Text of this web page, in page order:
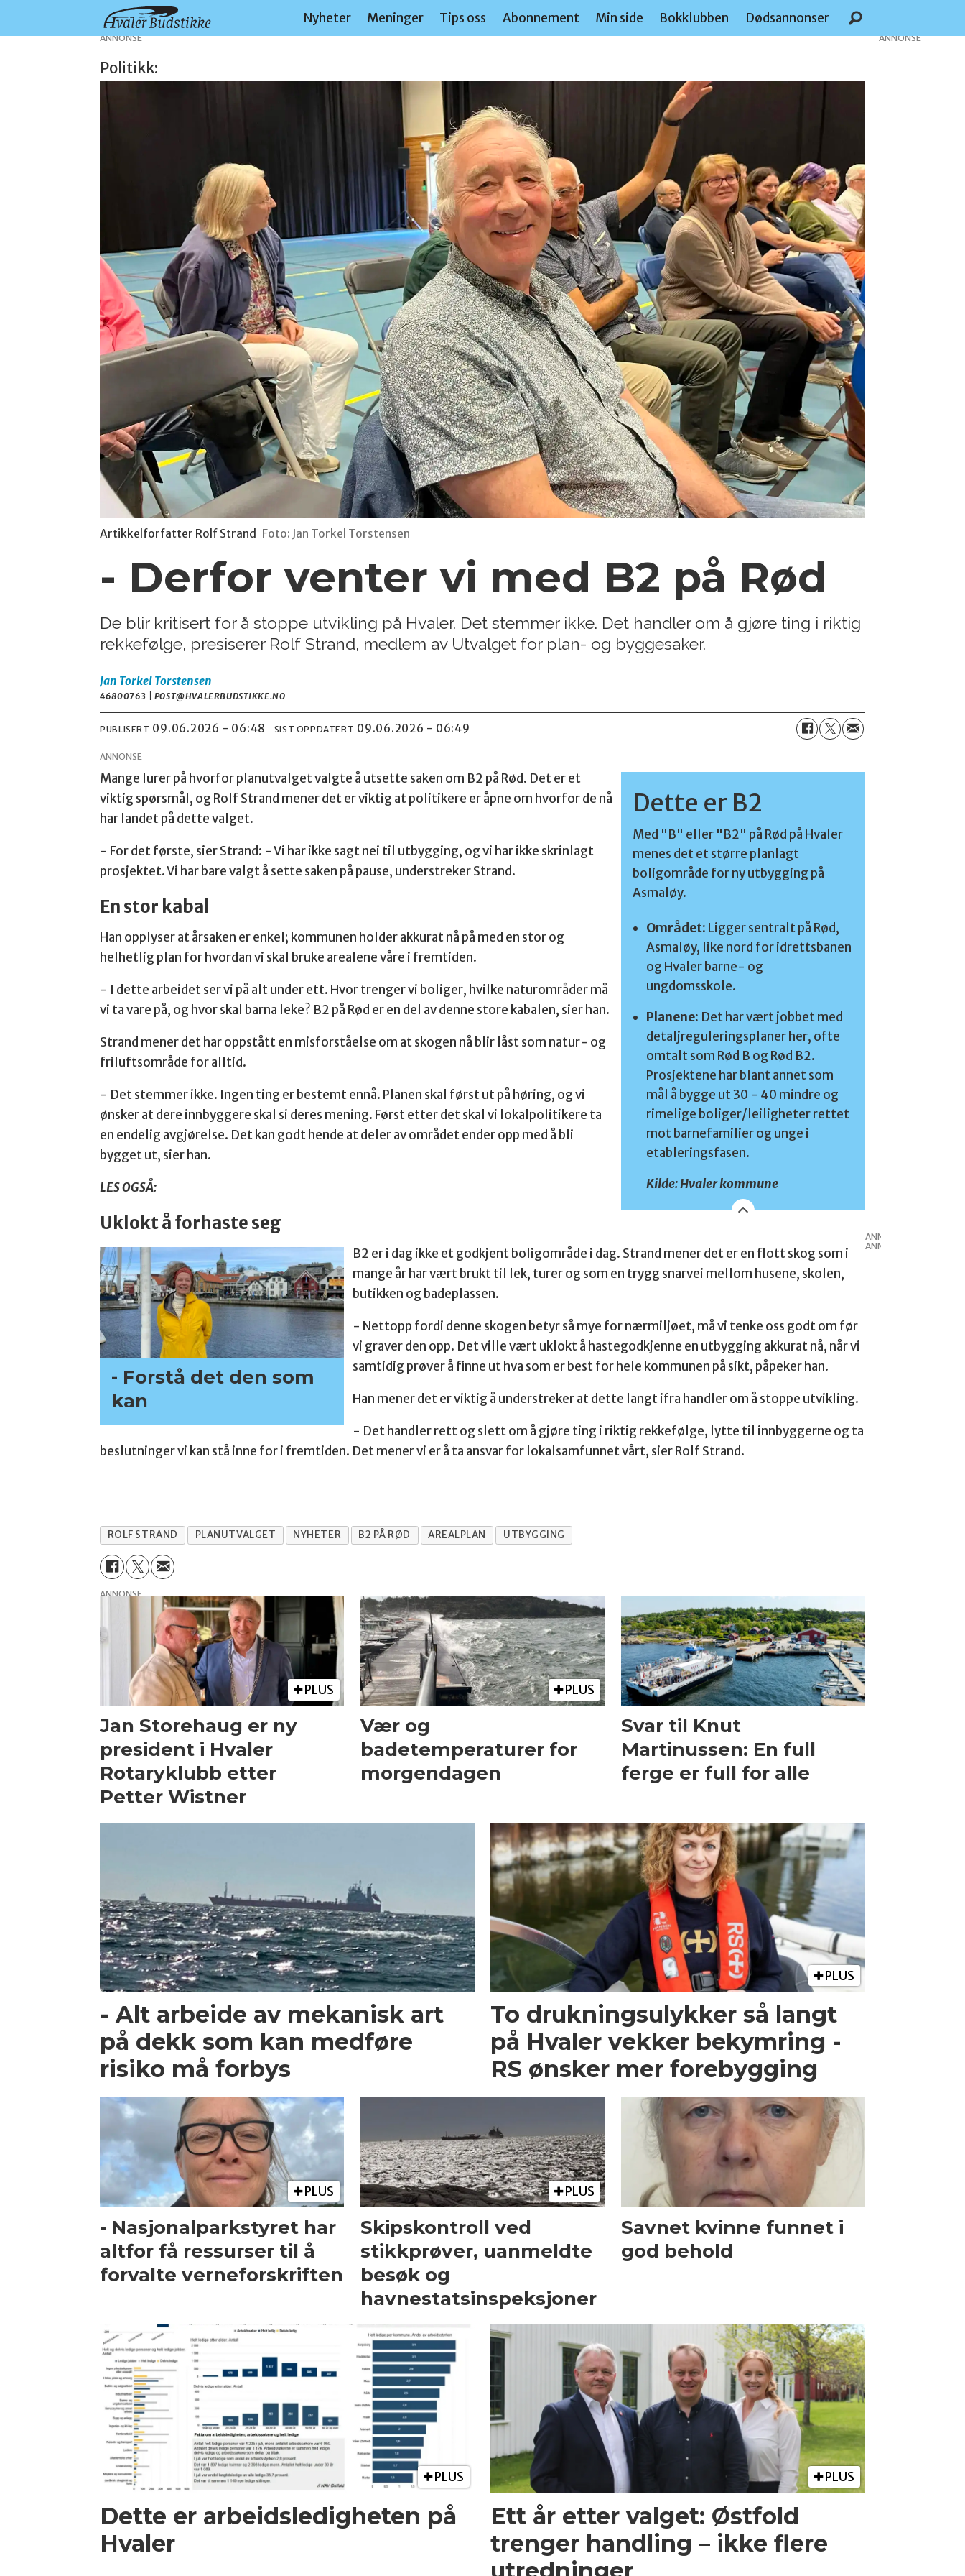
Nyheter Meninger Tips oss Abonnement Min side Bokklubben Dødsannonser
ANNONSE
Politikk:
Artikkelforfatter Rolf Strand Foto: Jan Torkel Torstensen
- Derfor venter vi med B2 på Rød
De blir kritisert for å stoppe utvikling på Hvaler. Det stemmer ikke. Det handler om å gjøre ting i riktig
rekkefølge, presiserer Rolf Strand, medlem av Utvalget for plan- og byggesaker.
Jan Torkel Torstensen
46800763 | POST@HVALERBUDSTIKKE.NO
PUBLISERT 09.06.2026 - 06:48 SIST OPPDATERT 09.06.2026 - 06:49
ANNONSE
Dette er B2
Med "B" eller "B2" på Rød på Hvaler
menes det et større planlagt
boligområde for ny utbygging på
Asmaløy.
Området: Ligger sentralt på Rød,
Asmaløy, like nord for idrettsbanen
og Hvaler barne- og
ungdomsskole.
Planene: Det har vært jobbet med
detaljreguleringsplaner her, ofte
omtalt som Rød B og Rød B2.
Prosjektene har blant annet som
mål å bygge ut 30 - 40 mindre og
rimelige boliger/leiligheter rettet
mot barnefamilier og unge i
etableringsfasen.
Kilde: Hvaler kommune
Mange lurer på hvorfor planutvalget valgte å utsette saken om B2 på Rød. Det er et
viktig spørsmål, og Rolf Strand mener det er viktig at politikere er åpne om hvorfor de nå
har landet på dette valget.
ANNONSE
- For det første, sier Strand: - Vi har ikke sagt nei til utbygging, og vi har ikke skrinlagt
prosjektet. Vi har bare valgt å sette saken på pause, understreker Strand.
En stor kabal
Han opplyser at årsaken er enkel; kommunen holder akkurat nå på med en stor og
helhetlig plan for hvordan vi skal bruke arealene våre i fremtiden.
ANNONSE
- I dette arbeidet ser vi på alt under ett. Hvor trenger vi boliger, hvilke naturområder må
vi ta vare på, og hvor skal barna leke? B2 på Rød er en del av denne store kabalen, sier han.
Strand mener det har oppstått en misforståelse om at skogen nå blir låst som natur- og
friluftsområde for alltid.
- Det stemmer ikke. Ingen ting er bestemt ennå. Planen skal først ut på høring, og vi
ønsker at dere innbyggere skal si deres mening. Først etter det skal vi lokalpolitikere ta
en endelig avgjørelse. Det kan godt hende at deler av området ender opp med å bli
bygget ut, sier han.
LES OGSÅ:
- Forstå det den som
kan
Uklokt å forhaste seg
B2 er i dag ikke et godkjent boligområde i dag. Strand mener det er en flott skog som i
mange år har vært brukt til lek, turer og som en trygg snarvei mellom husene, skolen,
butikken og badeplassen.
- Nettopp fordi denne skogen betyr så mye for nærmiljøet, må vi tenke oss godt om før
vi graver den opp. Det ville vært uklokt å hastegodkjenne en utbygging akkurat nå, når vi
samtidig prøver å finne ut hva som er best for hele kommunen på sikt, påpeker han.
Han mener det er viktig å understreker at dette langt ifra handler om å stoppe utvikling.
- Det handler rett og slett om å gjøre ting i riktig rekkefølge, lytte til innbyggerne og ta
beslutninger vi kan stå inne for i fremtiden. Det mener vi er å ta ansvar for lokalsamfunnet vårt, sier Rolf Strand.
ROLF STRAND PLANUTVALGET NYHETER B2 PÅ RØD AREALPLAN UTBYGGING
ANNONSE
PLUS
Jan Storehaug er ny
president i Hvaler
Rotaryklubb etter
Petter Wistner
PLUS
Vær og
badetemperaturer for
morgendagen
Svar til Knut
Martinussen: En full
ferge er full for alle
- Alt arbeide av mekanisk art
på dekk som kan medføre
risiko må forbys
PLUS
To drukningsulykker så langt
på Hvaler vekker bekymring -
RS ønsker mer forebygging
PLUS
- Nasjonalparkstyret har
altfor få ressurser til å
forvalte verneforskriften
PLUS
Skipskontroll ved
stikkprøver, uanmeldte
besøk og
havnestatsinspeksjoner
Savnet kvinne funnet i
god behold
PLUS
Dette er arbeidsledigheten på
Hvaler
PLUS
Ett år etter valget: Østfold
trenger handling – ikke flere
utredninger
ANNONSE